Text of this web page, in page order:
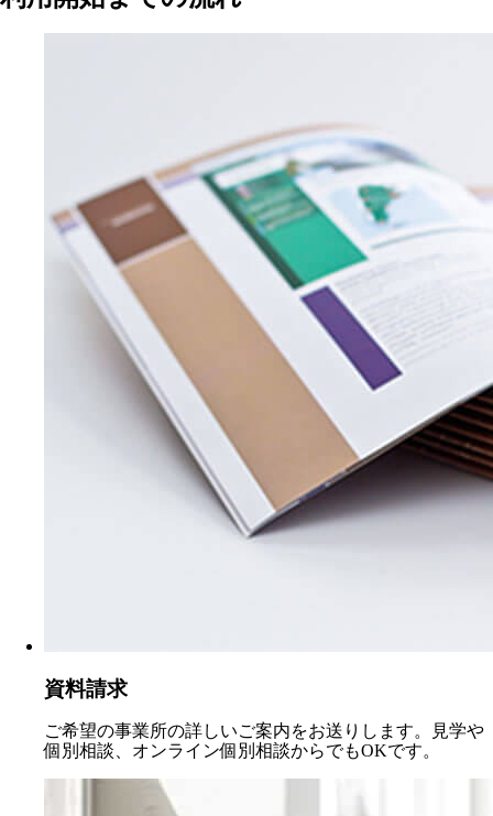
資料請求
ご希望の事業所の詳しいご案内をお送りします。見学や
個別相談、オンライン個別相談からでもOKです。